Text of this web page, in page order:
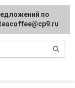
по
по